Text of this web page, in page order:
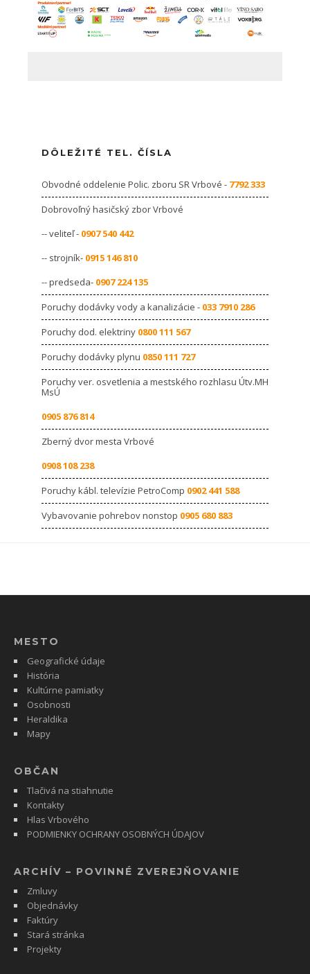
DÔLEŽITÉ TEL. ČÍSLA
Obvodné oddelenie Polic. zboru SR Vrbové - 7792 333
Dobrovoľný hasičský zbor Vrbové
-- veliteľ - 0907 540 442
-- strojník- 0915 146 810
-- predseda- 0907 224 135
Poruchy dodávky vody a kanalizácie - 033 7910 286
Poruchy dod. elektriny 0800 111 567
Poruchy dodávky plynu 0850 111 727
Poruchy ver. osvetlenia a mestského rozhlasu Útv.MH
MsÚ
0905 876 814
Zberný dvor mesta Vrbové
0908 108 238
Poruchy kábl. televízie PetroComp 0902 441 588
Vybavovanie pohrebov nonstop 0905 680 883
MESTO
Geografické údaje
História
Kultúrne pamiatky
Osobnosti
Heraldika
Mapy
OBČAN
Tlačivá na stiahnutie
Kontakty
Hlas Vrbového
PODMIENKY OCHRANY OSOBNÝCH ÚDAJOV
ARCHÍV – POVINNÉ ZVEREJŇOVANIE
Zmluvy
Objednávky
Faktúry
Stará stránka
Projekty